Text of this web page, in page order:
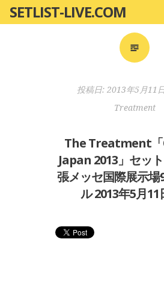
ン
SETLIST-LIVE.COM
投稿日: 2013年5月11
Treatment
The Treatment
Japan 2013」セッ
張メッセ国際展示場
ル 2013年5月11